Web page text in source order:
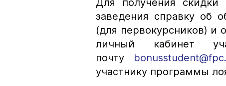
заведения справку об
(для первокурсников) и
личный кабинет
почту
участнику программы